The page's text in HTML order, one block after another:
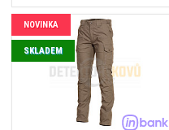
NOVINKA
SKLADEM